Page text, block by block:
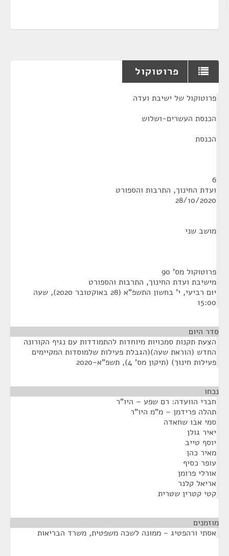
פרוטוקול
פרוטוקול של ישיבת ועדה
הכנסת העשרים-ושלוש
הכנסת
6
ועדת החינוך, התרבות והספורט
28/10/2020
מושב שני
פרוטוקול מס' 90
מישיבת ועדת החינוך, התרבות והספורט
יום רביעי, י' בחשון התשפ"א (28 באוקטובר 2020), שעה
15:00
סדר היום
הצעת תקנות סמכויות מיוחדות להתמודדות עם נגיף הקורונה
החדש (הוראת שעה)(הגבלת פעילות שלמוסדות המקיימים
פעילות חינוך) (תיקון מס' 4), תשפ"א-2020
נכחו
חברי הוועדה: רם שפע – היו"ר
תהלה פרידמן – מ"מ היו"ר
סמי אבו שחאדה
יאיר גולן
יוסף טייב
מאיר כהן
עופר כסיף
אורלי פרומן
אריאל קלנר
קטי קטרין שטרית
מוזמנים
אסתי ורהפטיג - ממונה לשכה משפטית, משרד הבריאות